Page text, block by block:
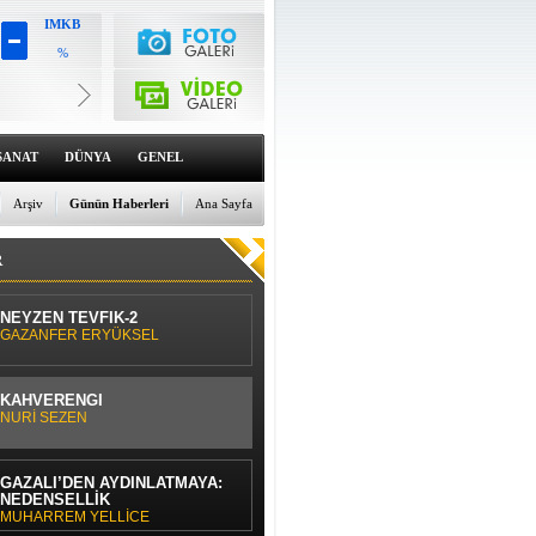
IMKB
%
6659.71
Dolar
47.6791
%0
Euro
55.1258
%0
DÜNYA GENEL
Ana Sayfa
Günün Haberleri
Arşiv
NEYZEN TEVFİK-2
GAZANFER ERYÜKSEL
KAHVERENGİ
NURİ SEZEN
GAZÂLÎ’DEN AYDINLATMAYA:
NEDENSELLİK
MUHARREM YELLİCE